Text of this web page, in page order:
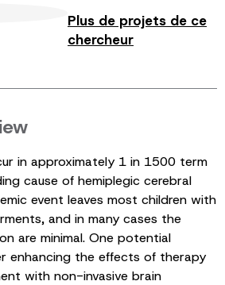
Plus de projets de ce
chercheur
in approximately 1 in 1500 term
cause of hemiplegic cerebral
event leaves most children with
and in many cases the
are minimal. One potential
enhancing the effects of therapy
with non-invasive brain